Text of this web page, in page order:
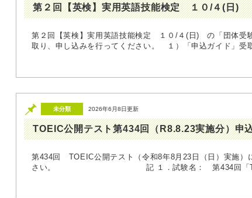
第２回【英検】実用英語技能検定 １０/４(日)
第２回【英検】実用英語技能検定 １０/４(日) の「団体受
取り、申し込みを行ってください。 １）「申込ガイド
未分類 2026年6月8日更新
TOEIC公開テスト第434回（R8.8.23実施分）申
第434回 TOEIC公開テスト（令和8年8月23日（日）実施）
さい。 記 １．試験名： 第434回「TOEIC